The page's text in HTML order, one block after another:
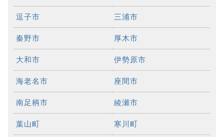
逗子市 三浦市
秦野市 厚木市
大和市 伊勢原市
海老名市 座間市
南足柄市 綾瀬市
葉山町 寒川町